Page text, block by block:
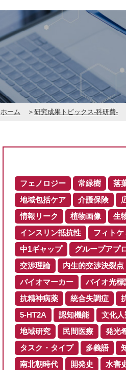
ホーム 研究成果トピックス-科研費-
フェノロジー 常緑樹 落
地域包括ケア
介護保険
情報リーク
植物画像 生
インスリン抵抗性
フィトケ
中1ギャップ
グループアプ
交渉理論
内生的交渉決裂点
バイオマーカー
バイオ光標
抗精神病薬
統合失調症
5-HT2A
認知機能 文化人
地域研究
民間医療 発光
タスク・タイプ
多義語
南北朝時代
開発史 水害